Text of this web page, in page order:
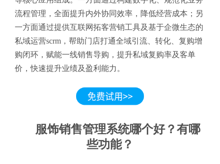
流程管理，全面提升内外协同效率，降低经营成本；另
一方面通过提供互联网拓客营销工具及基于企微生态的
私域运营scrm，帮助门店打通全域引流、转化、复购增
购闭环，赋能一线销售导购，提升私域复购率及客单
价，快速提升业绩及盈利能力。
服饰销售管理系统哪个好？有哪
些功能？